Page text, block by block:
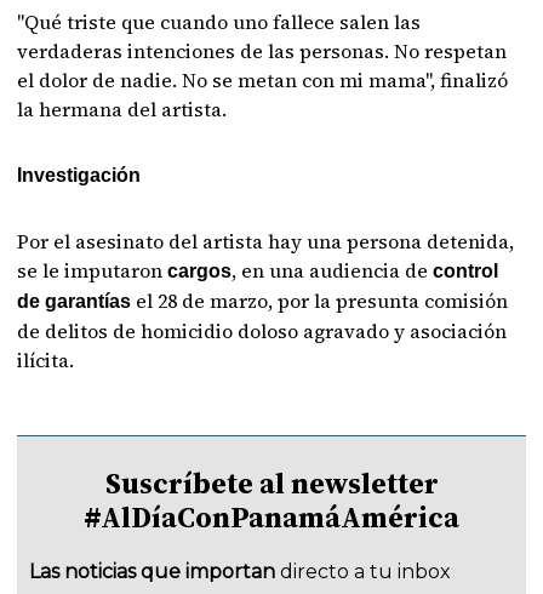
"Qué triste que cuando uno fallece salen las
verdaderas intenciones de las personas. No respetan
el dolor de nadie. No se metan con mi mama", finalizó
la hermana del artista.
Investigación
Por el asesinato del artista hay una persona detenida,
se le imputaroncargos, en una audiencia decontrol
de garantías el 28 de marzo, por la presunta comisión
de delitos de homicidio doloso agravado y asociación
ilícita.
Suscríbete al newsletter
#AlDíaConPanamáAmérica
Las noticias que importan directo a tu inbox